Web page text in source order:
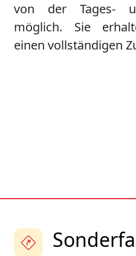
von der Tages-
möglich. Sie
einen vollständigen